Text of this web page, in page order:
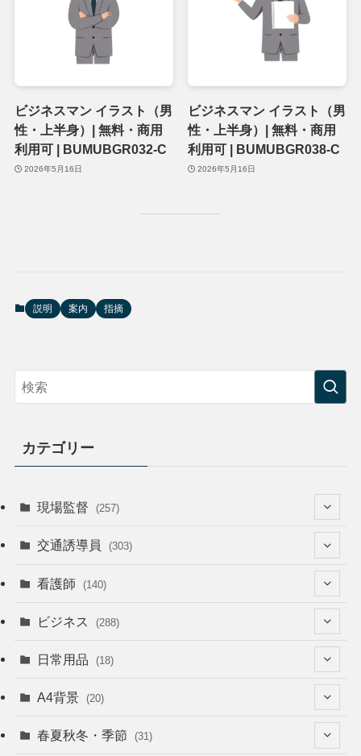
ビジネスマン イラスト（男
性・上半身）| 無料・商用
利用可 | BUMUBGR032-C
2026年5月16日
ビジネスマン イラスト（男
性・上半身）| 無料・商用
利用可 | BUMUBGR038-C
2026年5月16日
説明 案内 指摘
カテゴリー
現場監督 (257)
(52)
(74)
交通誘導員 (303)
(64)
(53)
看護師 (140)
(53)
(36)
(22)
ビジネス (288)
(120)
(12)
(49)
(8)
日常用品 (18)
(13)
A4背景 (20)
(5)
春夏秋冬・季節 (31)